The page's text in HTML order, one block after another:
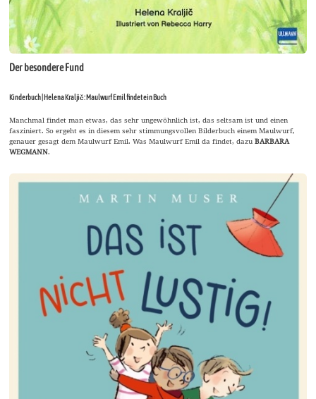
Der besondere Fund
Kinderbuch | Helena Kraljič: Maulwurf Emil findet ein Buch
Manchmal findet man etwas, das sehr ungewöhnlich ist, das seltsam ist und einen
fasziniert. So ergeht es in diesem sehr stimmungsvollen Bilderbuch einem Maulwurf,
genauer gesagt dem Maulwurf Emil. Was Maulwurf Emil da findet, dazuBARBARA
WEGMANN.